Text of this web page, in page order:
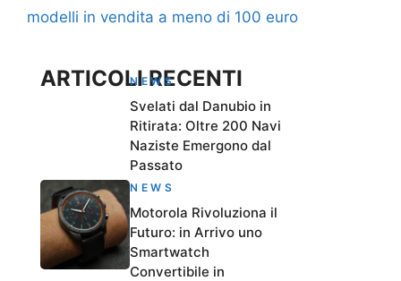
modelli in vendita a meno di 100 euro
ARTICOLI RECENTI
NEWS
Svelati dal Danubio in
Ritirata: Oltre 200 Navi
Naziste Emergono dal
Passato
NEWS
Motorola Rivoluziona il
Futuro: in Arrivo uno
Smartwatch
Convertibile in